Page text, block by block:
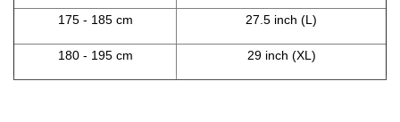
175 - 185 cm 27.5 inch (L)
180 - 195 cm 29 inch (XL)